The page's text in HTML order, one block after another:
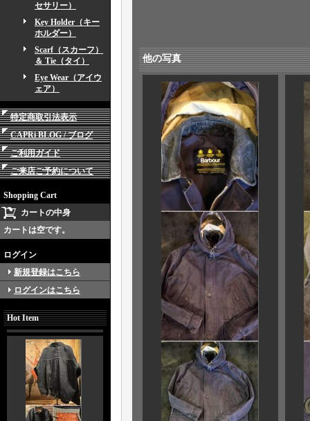
セサリー）
Key Holder（キー
ホルダー）
Scarf（スカーフ）
＆ Tie（タイ）
Eye Wear（アイウ
ェア）
特定商取引法表示
CAPRi BLOG / ブログ
ご利用ガイド
ご来店ご予約について
Shopping Cart
カートの中身
カートは空です。
ログイン
新規登録はこちら
ログインはこちら
Hot Item
他の写真